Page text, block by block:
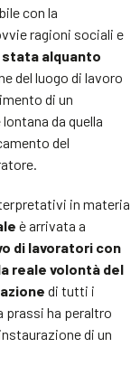
con la
ragioni sociali e
stata alquanto
del luogo di lavoro
di un
da quella
del
in materia
è arrivata a
di lavoratori con
reale volontà del
di tutti i
prassi ha peraltro
di un